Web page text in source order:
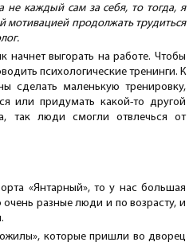
не каждый сам за себя, то тогда, я
мотивацией продолжать трудиться
начнет выгорать на работе. Чтобы
психологические тренинги. К
сделать маленькую тренировку,
или придумать какой-то другой
так люди смогли отвлечься от
«Янтарный», то у нас большая
разные люди и по возрасту, и
которые пришли во дворец